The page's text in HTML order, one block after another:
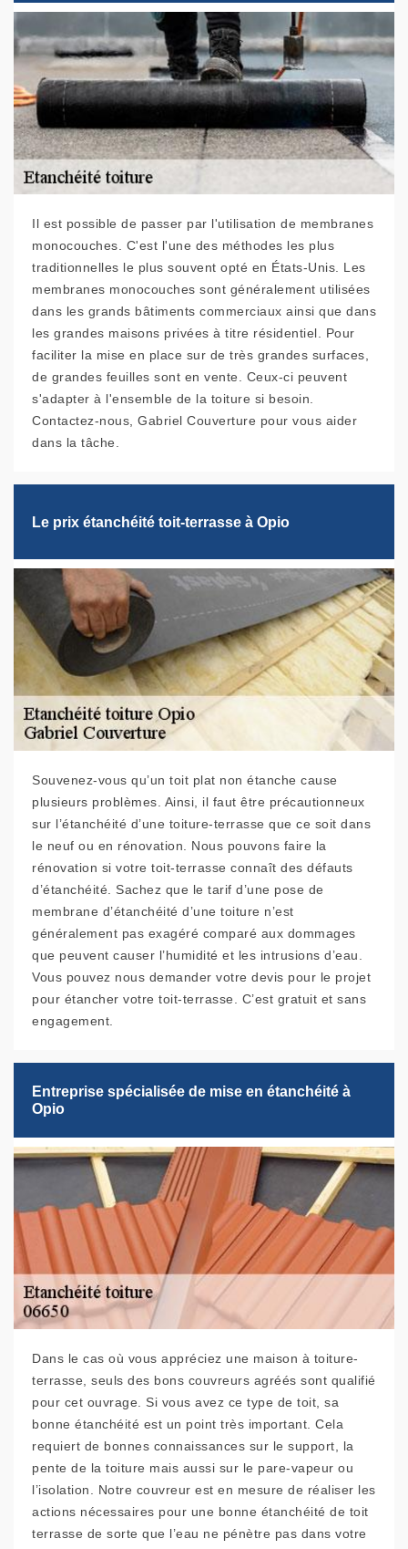
Il est possible de passer par l'utilisation de membranes
monocouches. C'est l'une des méthodes les plus
traditionnelles le plus souvent opté en États-Unis. Les
membranes monocouches sont généralement utilisées
dans les grands bâtiments commerciaux ainsi que dans
les grandes maisons privées à titre résidentiel. Pour
faciliter la mise en place sur de très grandes surfaces,
de grandes feuilles sont en vente. Ceux-ci peuvent
s'adapter à l'ensemble de la toiture si besoin.
Contactez-nous, Gabriel Couverture pour vous aider
dans la tâche.
Le prix étanchéité toit-terrasse à Opio
Souvenez-vous qu’un toit plat non étanche cause
plusieurs problèmes. Ainsi, il faut être précautionneux
sur l’étanchéité d’une toiture-terrasse que ce soit dans
le neuf ou en rénovation. Nous pouvons faire la
rénovation si votre toit-terrasse connaît des défauts
d’étanchéité. Sachez que le tarif d’une pose de
membrane d’étanchéité d’une toiture n’est
généralement pas exagéré comparé aux dommages
que peuvent causer l’humidité et les intrusions d’eau.
Vous pouvez nous demander votre devis pour le projet
pour étancher votre toit-terrasse. C’est gratuit et sans
engagement.
Entreprise spécialisée de mise en étanchéité à
Opio
Dans le cas où vous appréciez une maison à toiture-
terrasse, seuls des bons couvreurs agréés sont qualifié
pour cet ouvrage. Si vous avez ce type de toit, sa
bonne étanchéité est un point très important. Cela
requiert de bonnes connaissances sur le support, la
pente de la toiture mais aussi sur le pare-vapeur ou
l’isolation. Notre couvreur est en mesure de réaliser les
actions nécessaires pour une bonne étanchéité de toit
terrasse de sorte que l’eau ne pénètre pas dans votre